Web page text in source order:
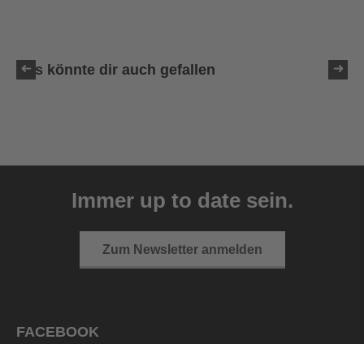
Das könnte dir auch gefallen
4 FarbvariantenImmer up to date sein.
Zum Newsletter anmelden
FACEBOOK